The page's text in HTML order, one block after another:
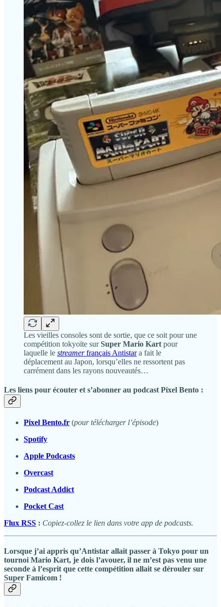
Les vieilles consoles sont de sortie, que ce soit pour une
compétition tokyoïte surSuper Mario Kart pour
laquelle le streamerfrançais Antistara fait le
déplacement au Japon, lorsqu’elles ne ressortent pas
carrément dans les rayons nouveautés…
Les liens pour écouter et s’abonner au podcast Pixel Bento :
Pixel Bento.fr (pour télécharger l’épisode)
Spotify
Apple Podcasts
Overcast
Podcast Addict
Pocket Cast
Flux RSS : Copiez-collez le lien dans votre app de podcasts.
Lorsque j’ai appris qu’Antistar allait passer à Tokyo pour un
tournoi Mario Kart, je dois l’avouer, il ne m’est pas venu une
seconde à l’esprit que cette compétition allait se dérouler sur
Super Famicom !